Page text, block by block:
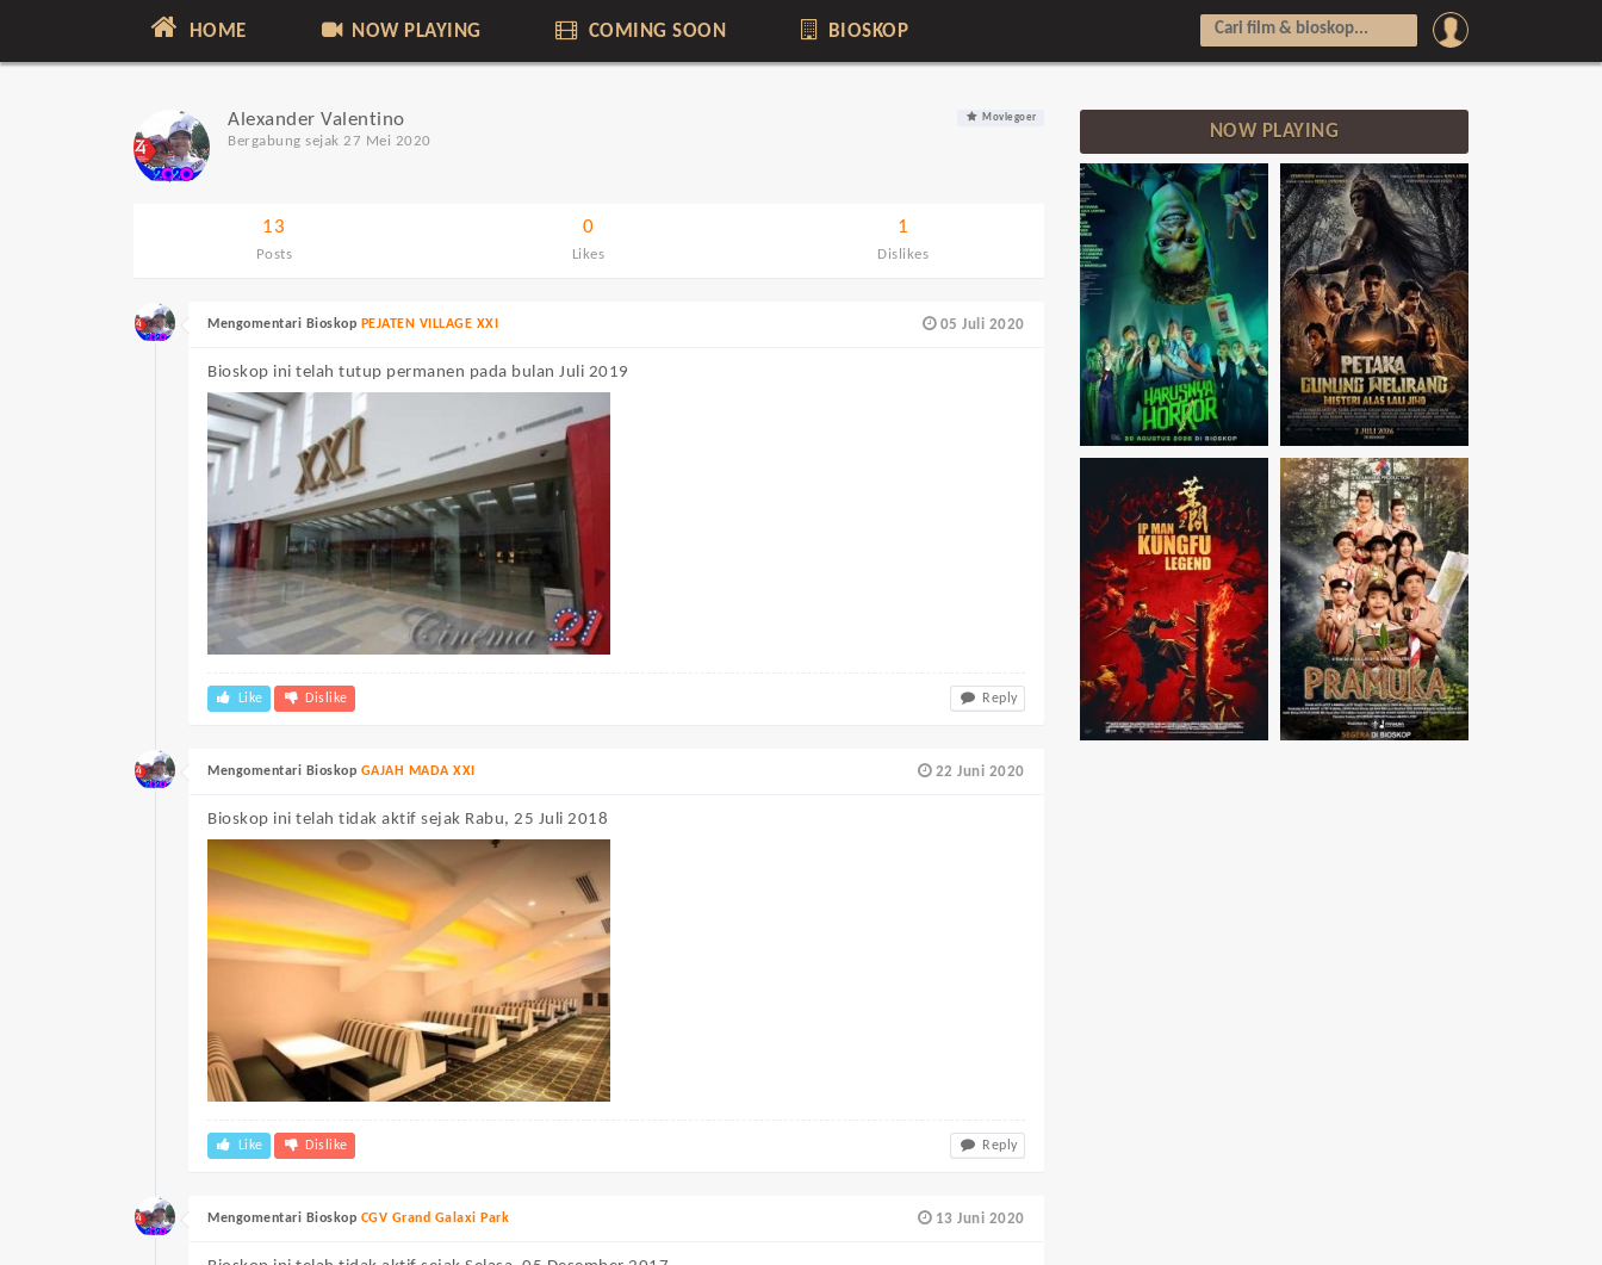
HOME NOW PLAYING COMING SOON BIOSKOP
Alexander Valentino Moviegoer
Bergabung sejak 27 Mei 2020
13
Posts
0
Likes
1
Dislikes
05 Juli 2020
Mengomentari Bioskop PEJATEN VILLAGE XXI
Bioskop ini telah tutup permanen pada bulan Juli 2019
Like Dislike Reply
22 Juni 2020
Mengomentari Bioskop GAJAH MADA XXI
Bioskop ini telah tidak aktif sejak Rabu, 25 Juli 2018
Like Dislike Reply
13 Juni 2020
Mengomentari Bioskop CGV Grand Galaxi Park
NOW PLAYING